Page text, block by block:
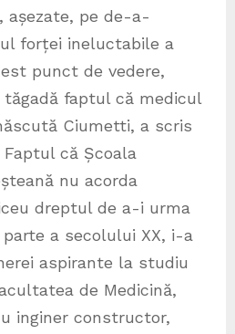
pe de-a-
forței ineluctabile a
punct de vedere,
faptul că medicul
Ciumetti, a scris
că Școala
nu acorda
dreptul de a-i urma
a secolului XX, i-a
aspirante la studiu
de Medicină,
inginer constructor,